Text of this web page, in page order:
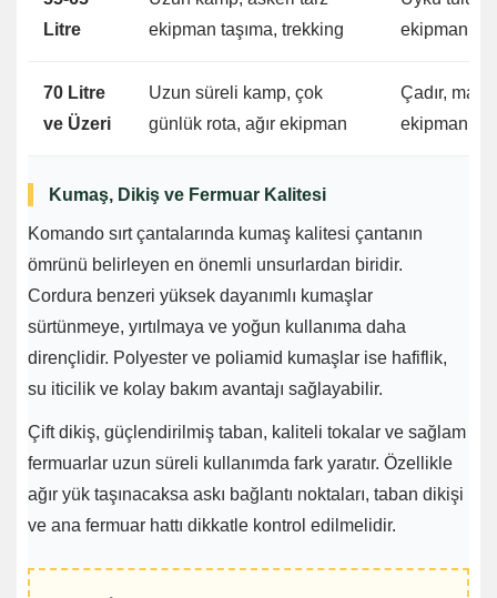
Litre
ekipman taşıma, trekking
70 Litre
ve Üzeri
Uzun süreli kamp, çok
günlük rota, ağır ekipman
Çadır, mat,
ekipmanı,
Kumaş, Dikiş ve Fermuar Kalitesi
Komando sırt çantalarında kumaş kalitesi çantanın
ömrünü belirleyen en önemli unsurlardan biridir.
Cordura benzeri yüksek dayanımlı kumaşlar
sürtünmeye, yırtılmaya ve yoğun kullanıma daha
dirençlidir. Polyester ve poliamid kumaşlar ise hafiflik,
su iticilik ve kolay bakım avantajı sağlayabilir.
Çift dikiş, güçlendirilmiş taban, kaliteli tokalar ve sağlam
fermuarlar uzun süreli kullanımda fark yaratır. Özellikle
ağır yük taşınacaksa askı bağlantı noktaları, taban dikişi
ve ana fermuar hattı dikkatle kontrol edilmelidir.